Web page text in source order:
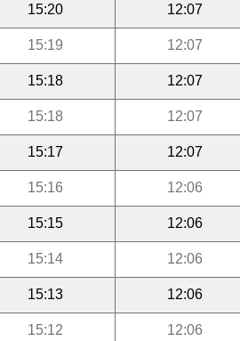
12:07
15:20
12:07
15:19
12:07
15:18
12:07
15:18
12:07
15:17
12:06
15:16
12:06
15:15
12:06
15:14
12:06
15:13
12:06
15:12